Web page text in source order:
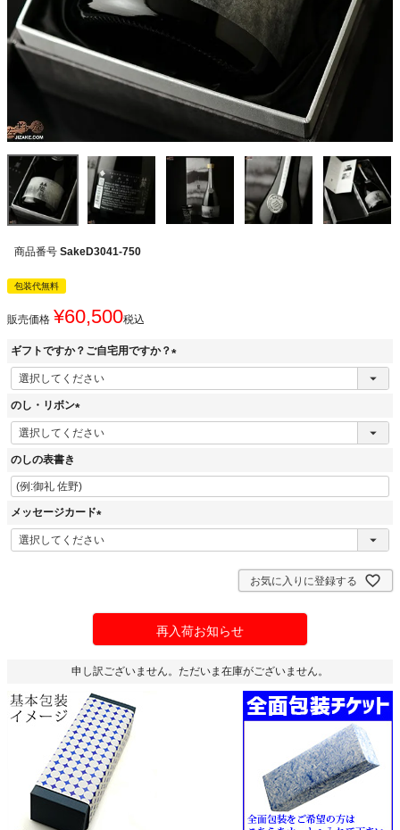
商品番号 SakeD3041-750
包装代無料
販売価格 ¥60,500税込
ギフトですか？ご自宅用ですか？
(
必
)
のし・リボン
(
必
)
のしの表書き
メッセージカード
(
必
お気に入りに登録する
再入荷お知らせ
申し訳ございません。ただいま在庫がございません。